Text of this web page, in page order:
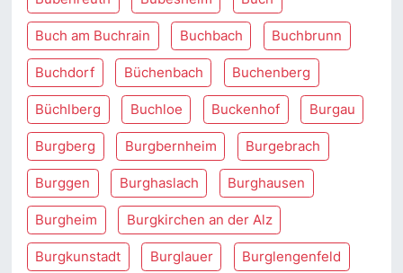
Buch am Buchrain Buchbach Buchbrunn
Buchdorf Büchenbach Buchenberg
Büchlberg Buchloe Buckenhof Burgau
Burgberg Burgbernheim Burgebrach
Burggen Burghaslach Burghausen
Burgheim Burgkirchen an der Alz
Burgkunstadt Burglauer Burglengenfeld